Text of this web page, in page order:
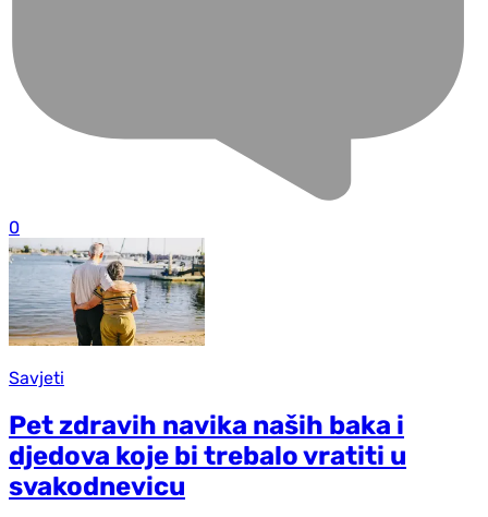
0
Savjeti
Pet zdravih navika naših baka i
d‌jedova koje bi trebalo vratiti u
svakodnevicu